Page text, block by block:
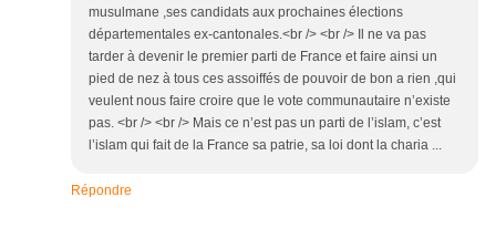
musulmane ,ses candidats aux prochaines élections
départementales ex-cantonales.<br /> <br /> Il ne va pas
tarder à devenir le premier parti de France et faire ainsi un
pied de nez à tous ces assoiffés de pouvoir de bon a rien ,qui
veulent nous faire croire que le vote communautaire n’existe
pas. <br /> <br /> Mais ce n’est pas un parti de l’islam, c’est
l’islam qui fait de la France sa patrie, sa loi dont la charia ...
Répondre